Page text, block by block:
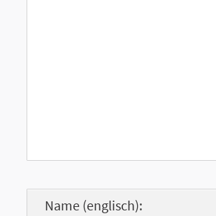
Name (englisch):